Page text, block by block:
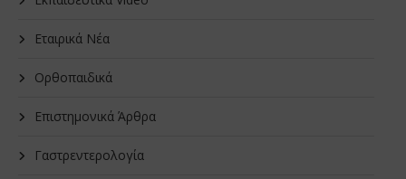
Εταιρικά Νέα
Oρθοπαιδικά
Επιστημονικά Άρθρα
Γαστρεντερολογία